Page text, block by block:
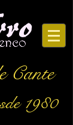
Cante
1980